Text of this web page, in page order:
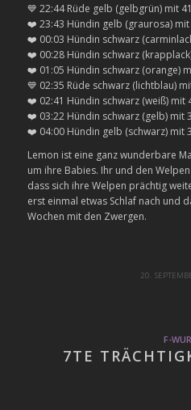
💙 22:44 Rüde gelb (gelbgrün) mit
❤️ 23:43 Hündin gelb (graurosa) mit
❤️ 00:03 Hündin schwarz
❤️ 00:28 Hündin schwarz
❤️ 01:05 Hündin schwarz (orange)
💙 02:35 Rüde schwarz (lichtblau)
❤️ 02:41 Hündin schwarz (weiß) mit
❤️ 03:22 Hündin schwarz (gelb) mit
❤️ 04:00 Hündin gelb (schwarz) mit
Lemon ist eine ganz wunderbare
um ihre Babies. Ihr und den
dass sich ihre Welpen prächtig
erst einmal etwas Schlaf nach und
Wochen mit den Zwergen.
20.
F-
7TE